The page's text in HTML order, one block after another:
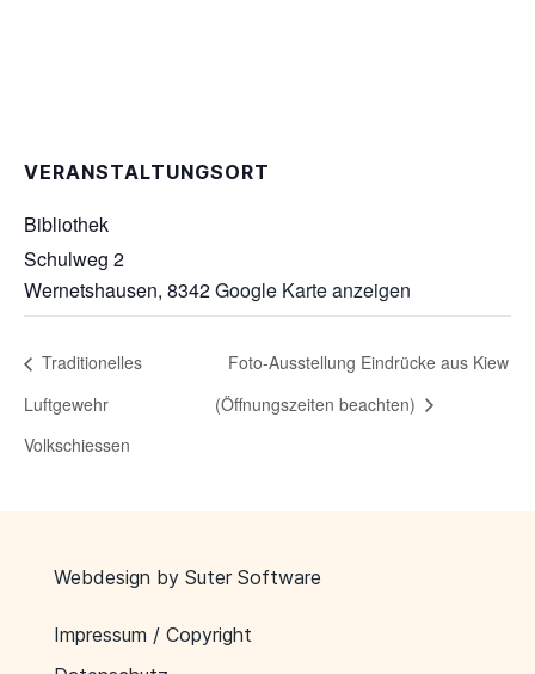
VERANSTALTUNGSORT
Bibliothek
Schulweg 2
Wernetshausen, 8342Google Karte anzeigen
Traditionelles
Luftgewehr
Volkschiessen
Foto-Ausstellung Eindrücke aus Kiew
(Öffnungszeiten beachten)
Webdesign by Suter Software
Impressum / Copyright